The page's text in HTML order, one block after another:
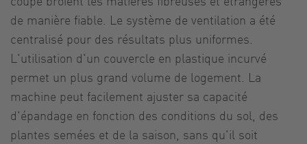
de manière fiable. Le système de ventilation a été
centralisé pour des résultats plus uniformes.
L'utilisation d'un couvercle en plastique incurvé
permet un plus grand volume de logement. La
machine peut facilement ajuster sa capacité
d'épandage en fonction des conditions du sol, des
plantes semées et de la saison, sans qu'il soit